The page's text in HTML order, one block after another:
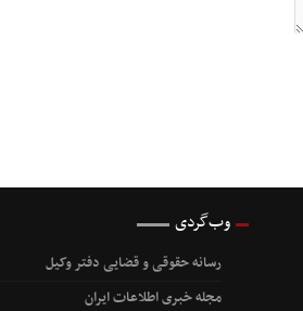
وب‌گردی
رسانه حقوقی و قضایی دفتر وکیل
مجله خبری اطلاعات ایران